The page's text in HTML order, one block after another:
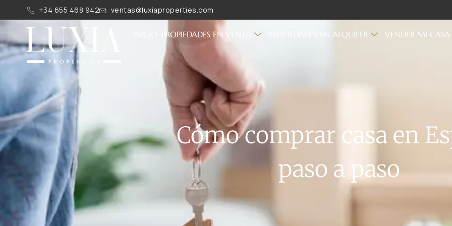
+34 655 468 942 ventas@luxiaproperties.com
PROPIEDADES EN VENTA PROPIEDADES EN ALQUILER VENDER MI CASA
Cómo comprar casa en
paso a paso